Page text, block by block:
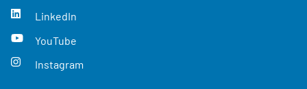
LinkedIn
YouTube
Instagram